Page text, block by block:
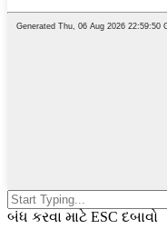
બંધ કરવા માટે ESC દબાવો